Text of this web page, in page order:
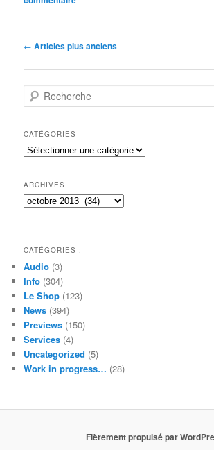
Navigation
articles
← Articles plus anciens
e
h
e
r
h
e
CATÉGORIES
Catégories
ARCHIVES
Archives
CATÉGORIES :
Audio (3)
Info (304)
Le Shop (123)
News (394)
Previews (150)
Services (4)
Uncategorized (5)
Work in progress… (28)
Fièrement propulsé par